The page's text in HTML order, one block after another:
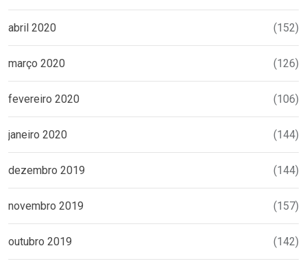
abril 2020 (152)
março 2020 (126)
fevereiro 2020 (106)
janeiro 2020 (144)
dezembro 2019 (144)
novembro 2019 (157)
outubro 2019 (142)